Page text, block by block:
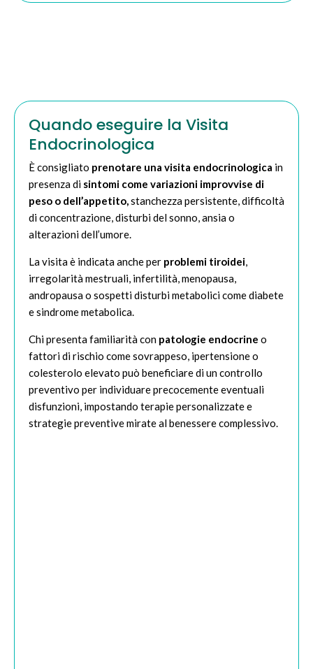
Quando eseguire la Visita
Endocrinologica
È consigliato prenotare una visita endocrinologica in
presenza di sintomi come variazioni improvvise di
peso o dell’appetito,stanchezza persistente, difficoltà
di concentrazione, disturbi del sonno, ansia o
alterazioni dell’umore.
La visita è indicata anche per problemi tiroidei,
irregolarità mestruali, infertilità, menopausa,
andropausa o sospetti disturbi metabolici come diabete
e sindrome metabolica.
Chi presenta familiarità con patologie endocrine o
fattori di rischio come sovrappeso, ipertensione o
colesterolo elevato può beneficiare di un controllo
preventivo per individuare precocemente eventuali
disfunzioni, impostando terapie personalizzate e
strategie preventive mirate al benessere complessivo.